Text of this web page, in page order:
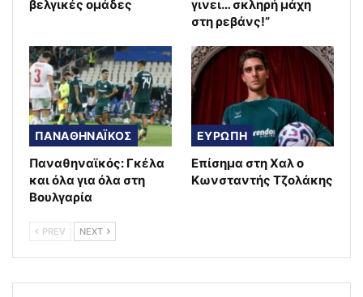
βελγικές ομάδες
γινει… σκληρή μάχη
στη ρεβάνς!”
ΠΑΝΑΘΗΝΑΪΚΟΣ
Παναθηναϊκός: Γκέλα
και όλα για όλα στη
Βουλγαρία
ΕΥΡΩΠΗ
Επίσημα στη Χαλ ο
Κωνσταντής Τζολάκης
PREV NEXT